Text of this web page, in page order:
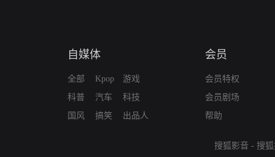
自媒体
全部
科普
国风
Kpop
汽车
搞笑
游戏
科技
出品人
会员
会员特权
会员剧场
帮助
搜狐影音 - 搜